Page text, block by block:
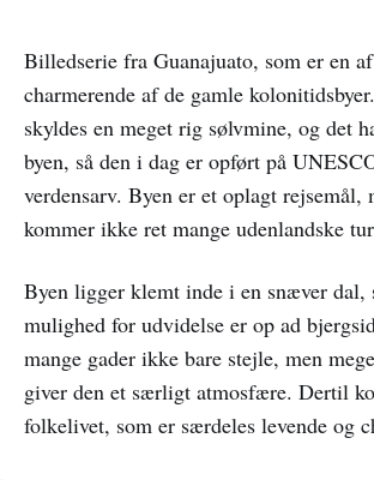
Billedserie fra Guanajuato, som er en
charmerende af de gamle
skyldes en meget rig sølvmine, og det
byen, så den i dag er opført på
verdensarv. Byen er et oplagt rejsemål,
kommer ikke ret mange udenlandske
Byen ligger klemt inde i en snæver dal,
mulighed for udvidelse er op ad
mange gader ikke bare stejle, men
giver den et særligt atmosfære. Dertil
folkelivet, som er særdeles levende og